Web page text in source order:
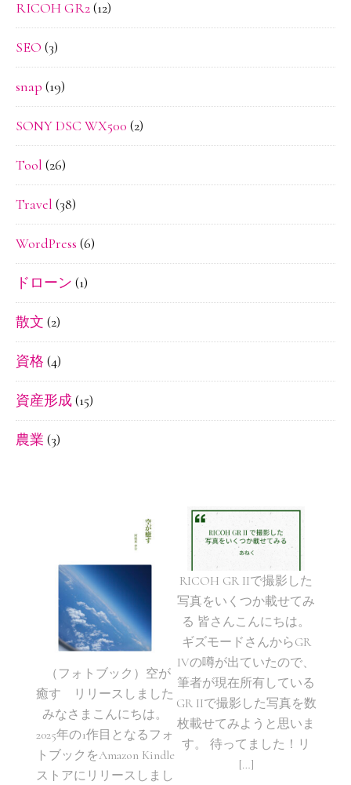
RICOH GR2(12)
SEO (3)
snap (19)
SONY DSC WX500 (2)
Tool (26)
Travel (38)
WordPress (6)
ドローン (1)
散文 (2)
資格 (4)
資産形成(15)
農業 (3)
（フォトブック）空が
癒す リリースしました
みなさまこんにちは。
2025年の1作目となるフォ
トブックをAmazon Kindle
ストアにリリースしまし
RICOH GR IIで撮影した
写真をいくつか載せてみ
る 皆さんこんにちは。
ギズモードさんからGR
IVの噂が出ていたので、
筆者が現在所有している
GR IIで撮影した写真を数
枚載せてみようと思いま
す。 待ってました！リ
[…]